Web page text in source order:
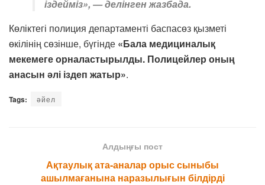
іздейміз», — делінген жазбада.
Көліктегі полиция департаменті баспасөз қызметі
өкілінің сөзінше, бүгінде «Бала медициналық
мекемеге орналастырылды. Полицейлер оның
анасын әлі іздеп жатыр».
Tags: әйел
Алдыңғы пост
Ақтаулық ата-аналар орыс сыныбы
ашылмағанына наразылығын білдірді